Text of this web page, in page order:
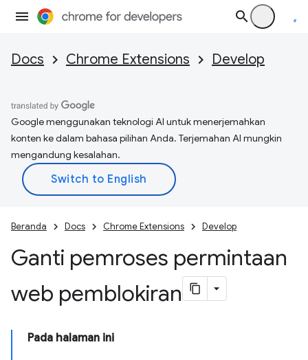
Docs Chrome Extensions Develop
Google menggunakan teknologi AI untuk menerjemahkan
konten ke dalam bahasa pilihan Anda. Terjemahan AI mungkin
mengandung kesalahan.
Beranda Docs Chrome Extensions Develop
Ganti pemroses permintaan
web pemblokiran
Pada halaman ini